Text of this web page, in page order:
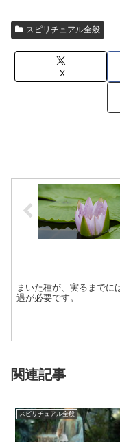
スピリチュアル全般
X
まいた種が、実るまでに
過が必要です。
関連記事
スピリチュアル全般